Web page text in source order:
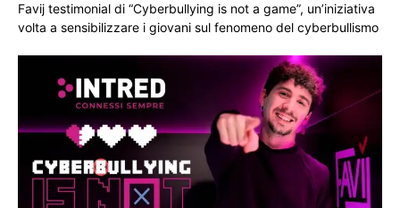
Favij testimonial di “Cyberbullying is not a game”, un’iniziativa
volta a sensibilizzare i giovani sul fenomeno del cyberbullismo